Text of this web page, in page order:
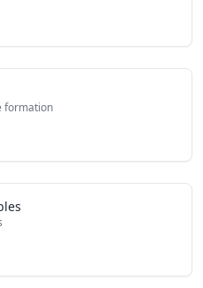
formation